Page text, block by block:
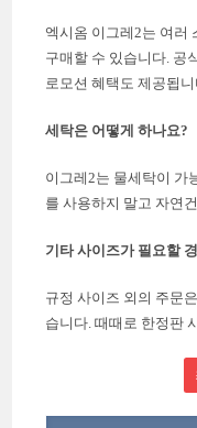
엑시옴 이그레2는 여러
구매할 수 있습니다. 공
로모션 혜택도 제공됩
세탁은 어떻게 하나요?
이그레2는 물세탁이 가
를 사용하지 말고 자연
기타 사이즈가 필요할
규정 사이즈 외의 주문
습니다. 때때로 한정판